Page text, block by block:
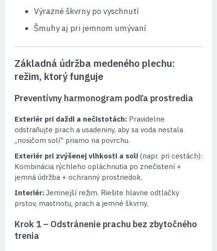
Výrazné škvrny po vyschnutí
Šmuhy aj pri jemnom umývaní
Základná údržba medeného plechu:
režim, ktorý funguje
Preventívny harmonogram podľa prostredia
Exteriér pri daždi a nečistotách: Pravidelne
odstraňujte prach a usadeniny, aby sa voda nestala
„nosičom solí" priamo na povrchu.
Exteriér pri zvýšenej vlhkosti a soli (napr. pri cestách):
Kombinácia rýchleho opláchnutia po znečistení +
jemná údržba + ochranný prostriedok.
Interiér: Jemnejší režim. Riešite hlavne odtlačky
prstov, mastnotu, prach a jemné škvrny.
Krok 1 – Odstránenie prachu bez zbytočného
trenia